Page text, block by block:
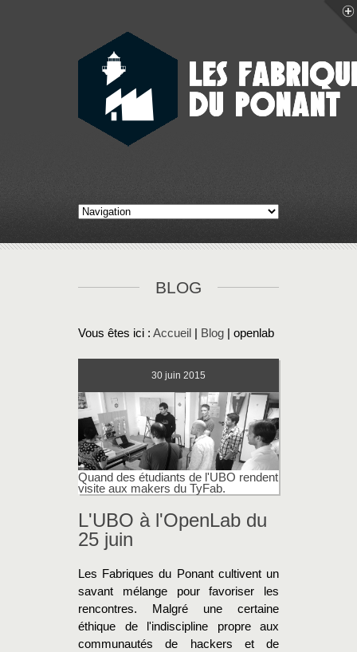
BLOG
Vous êtes ici : Accueil Blog | openlab
30 juin 2015
Quand des étudiants de l'UBO rendent
visite aux makers du TyFab.
L'UBO à l'OpenLab du
25 juin
Les Fabriques du Ponant cultivent un
savant mélange pour favoriser les
rencontres. Malgré une certaine
éthique de l'indiscipline propre aux
communautés de hackers et de